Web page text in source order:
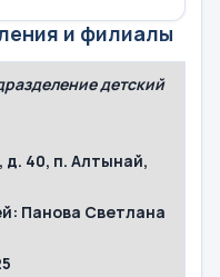
и филиалы
детский
д. 40, п. Алтынай,
Панова Светлана